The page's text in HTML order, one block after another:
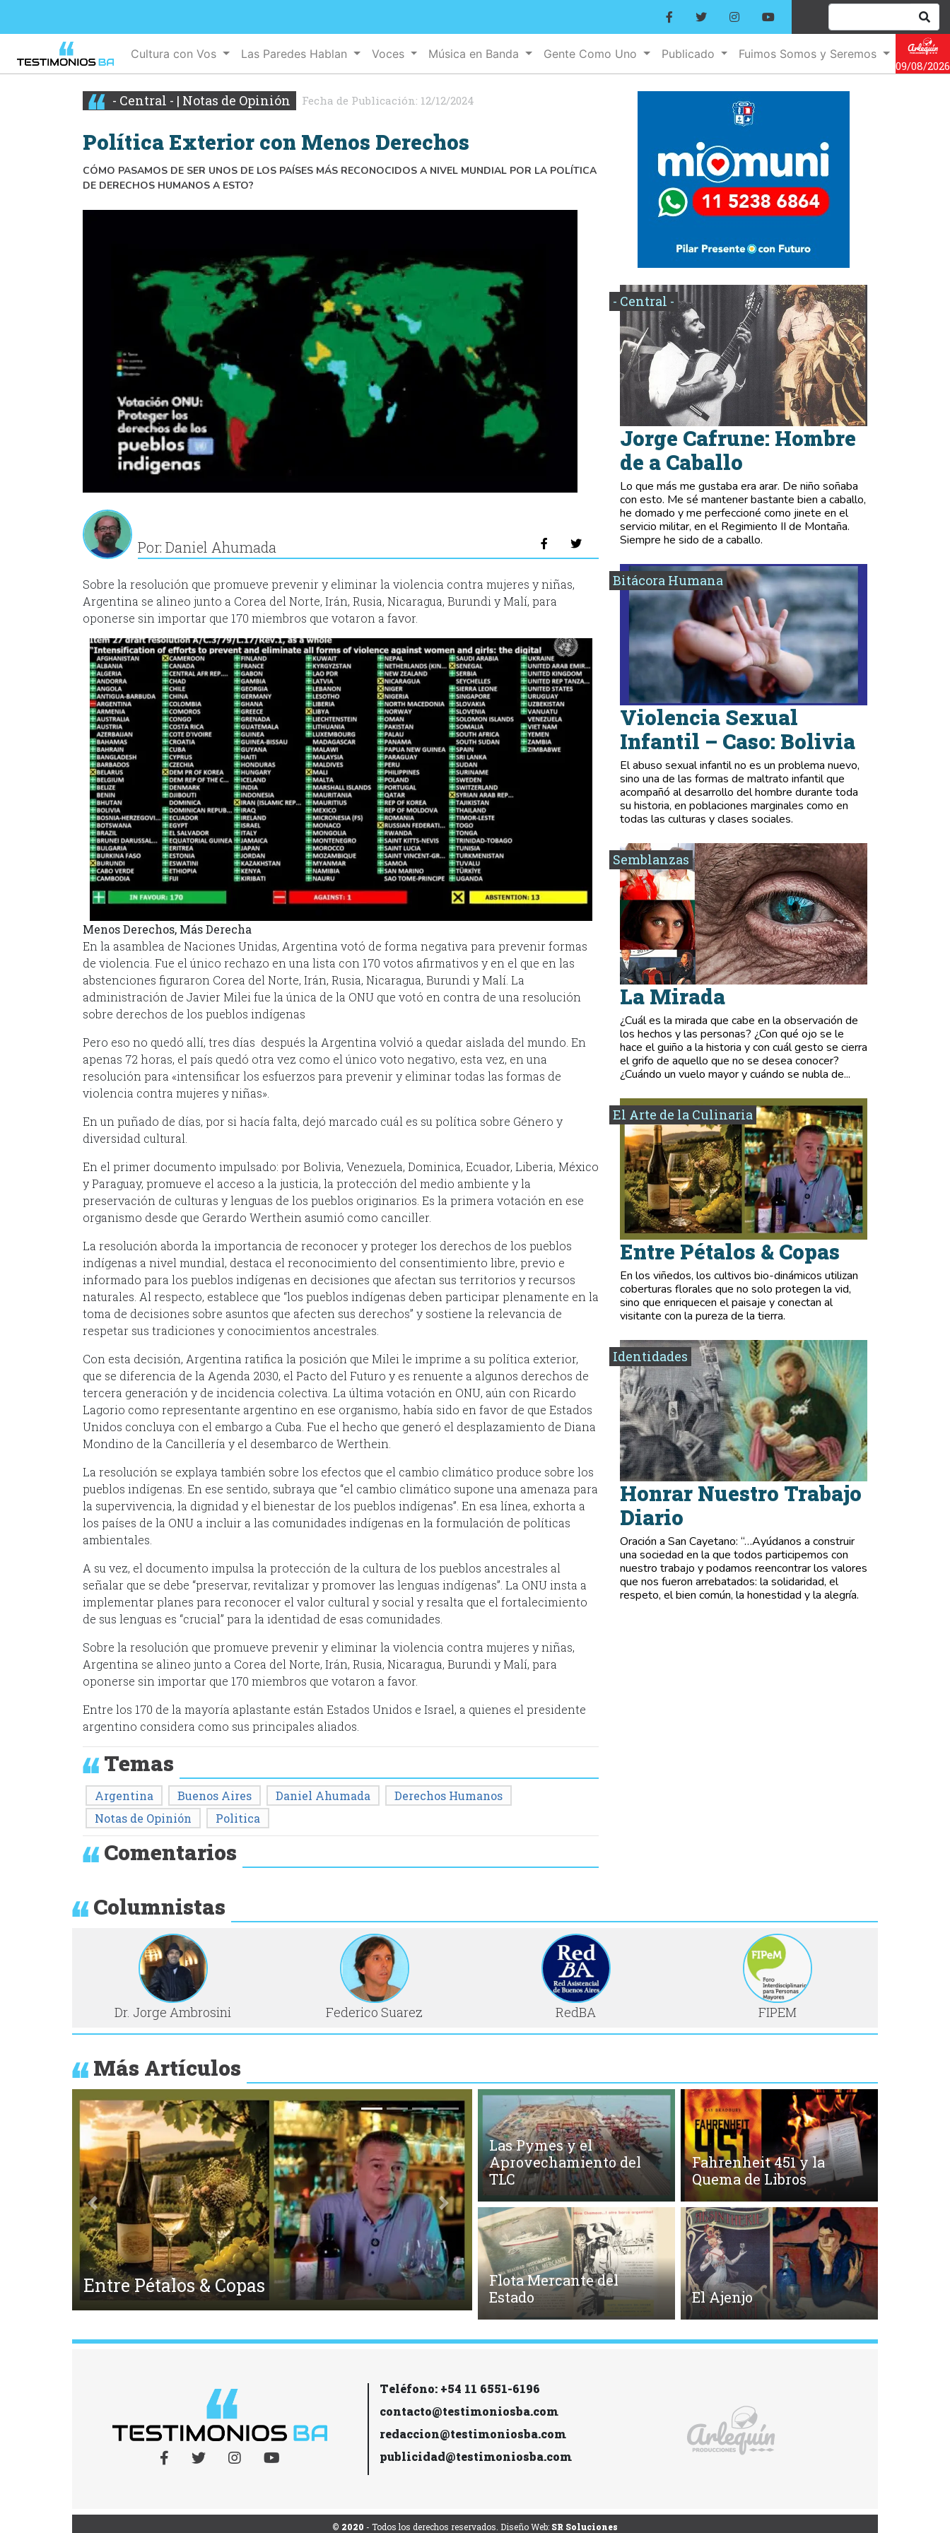
Cultura con Vos Las Paredes Hablan Voces Música en Banda Gente Como Uno Publicado
Fuimos Somos y Seremos
09/08/2026
- Central - | Notas de Opinión Fecha de Publicación: 12/12/2024
Política Exterior con Menos Derechos
CÓMO PASAMOS DE SER UNOS DE LOS PAÍSES MÁS RECONOCIDOS A NIVEL MUNDIAL POR LA POLÍTICA
DE DERECHOS HUMANOS A ESTO?
Por: Daniel Ahumada
Sobre la resolución que promueve prevenir y eliminar la violencia contra mujeres y niñas,
Argentina se alineo junto a Corea del Norte, Irán, Rusia, Nicaragua, Burundi y Malí, para
oponerse sin importar que 170 miembros que votaron a favor.
Menos Derechos, Más Derecha
En la asamblea de Naciones Unidas, Argentina votó de forma negativa para prevenir formas
de violencia. Fue el único rechazo en una lista con 170 votos afirmativos y en el que en las
abstenciones figuraron Corea del Norte, Irán, Rusia, Nicaragua, Burundi y Malí. La
administración de Javier Milei fue la única de la ONU que votó en contra de una resolución
sobre derechos de los pueblos indígenas
Pero eso no quedó allí, tres días después la Argentina volvió a quedar aislada del mundo. En
apenas 72 horas, el país quedó otra vez como el único voto negativo, esta vez, en una
resolución para «intensificar los esfuerzos para prevenir y eliminar todas las formas de
violencia contra mujeres y niñas».
En un puñado de días, por si hacía falta, dejó marcado cuál es su política sobre Género y
diversidad cultural.
En el primer documento impulsado: por Bolivia, Venezuela, Dominica, Ecuador, Liberia, México
y Paraguay, promueve el acceso a la justicia, la protección del medio ambiente y la
preservación de culturas y lenguas de los pueblos originarios. Es la primera votación en ese
organismo desde que Gerardo Werthein asumió como canciller.
La resolución aborda la importancia de reconocer y proteger los derechos de los pueblos
indígenas a nivel mundial, destaca el reconocimiento del consentimiento libre, previo e
informado para los pueblos indígenas en decisiones que afectan sus territorios y recursos
naturales. Al respecto, establece que “los pueblos indígenas deben participar plenamente en la
toma de decisiones sobre asuntos que afecten sus derechos” y sostiene la relevancia de
respetar sus tradiciones y conocimientos ancestrales.
Con esta decisión, Argentina ratifica la posición que Milei le imprime a su política exterior,
que se diferencia de la Agenda 2030, el Pacto del Futuro y es renuente a algunos derechos de
tercera generación y de incidencia colectiva. La última votación en ONU, aún con Ricardo
Lagorio como representante argentino en ese organismo, había sido en favor de que Estados
Unidos concluya con el embargo a Cuba. Fue el hecho que generó el desplazamiento de Diana
Mondino de la Cancillería y el desembarco de Werthein.
La resolución se explaya también sobre los efectos que el cambio climático produce sobre los
pueblos indígenas. En ese sentido, subraya que “el cambio climático supone una amenaza para
la supervivencia, la dignidad y el bienestar de los pueblos indígenas”. En esa línea, exhorta a
los países de la ONU a incluir a las comunidades indígenas en la formulación de políticas
ambientales.
A su vez, el documento impulsa la protección de la cultura de los pueblos ancestrales al
señalar que se debe “preservar, revitalizar y promover las lenguas indígenas”. La ONU insta a
implementar planes para reconocer el valor cultural y social y resalta que el fortalecimiento
de sus lenguas es “crucial” para la identidad de esas comunidades.
Sobre la resolución que promueve prevenir y eliminar la violencia contra mujeres y niñas,
Argentina se alineo junto a Corea del Norte, Irán, Rusia, Nicaragua, Burundi y Malí, para
oponerse sin importar que 170 miembros que votaron a favor.
Entre los 170 de la mayoría aplastante están Estados Unidos e Israel, a quienes el presidente
argentino considera como sus principales aliados.
Temas
Argentina Buenos Aires Daniel Ahumada
Derechos Humanos
Notas de Opinión
Politica
Comentarios
- Central -
Jorge Cafrune: Hombre
de a Caballo
Lo que más me gustaba era arar. De niño soñaba
con esto. Me sé mantener bastante bien a caballo,
he domado y me perfeccioné como jinete en el
servicio militar, en el Regimiento II de Montaña.
Siempre he sido de a caballo.
Bitácora Humana
Violencia Sexual
Infantil – Caso: Bolivia
El abuso sexual infantil no es un problema nuevo,
sino una de las formas de maltrato infantil que
acompañó al desarrollo del hombre durante toda
su historia, en poblaciones marginales como en
todas las culturas y clases sociales.
Semblanzas
La Mirada
¿Cuál es la mirada que cabe en la observación de
los hechos y las personas? ¿Con qué ojo se le
hace el guiño a la historia y con cuál gesto se cierra
el grifo de aquello que no se desea conocer?
¿Cuándo un vuelo mayor y cuándo se nubla de...
El Arte de la Culinaria
Entre Pétalos & Copas
En los viñedos, los cultivos bio-dinámicos utilizan
coberturas florales que no solo protegen la vid,
sino que enriquecen el paisaje y conectan al
visitante con la pureza de la tierra.
Identidades
Honrar Nuestro Trabajo
Diario
Oración a San Cayetano: “…Ayúdanos a construir
una sociedad en la que todos participemos con
nuestro trabajo y podamos reencontrar los valores
que nos fueron arrebatados: la solidaridad, el
respeto, el bien común, la honestidad y la alegría.
Columnistas
Dr. Jorge Ambrosini Federico Suarez RedBA FIPEM
Más Artículos
El Ego y el Amor Extendidos
Anterior Siguiente
Las Pymes y el
Aprovechamiento del
TLC
Fahrenheit 451 y la
Quema de Libros
Flota Mercante del
Estado
El Ajenjo
Teléfono: +54 11 6551-6196
contacto@testimoniosba.com
redaccion@testimoniosba.com
publicidad@testimoniosba.com
© 2020 - Todos los derechos reservados. Diseño Web: SR Soluciones